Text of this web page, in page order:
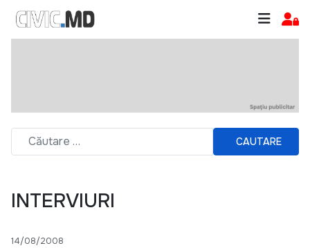
CAUTARE
INTERVIURI
14/08/2008